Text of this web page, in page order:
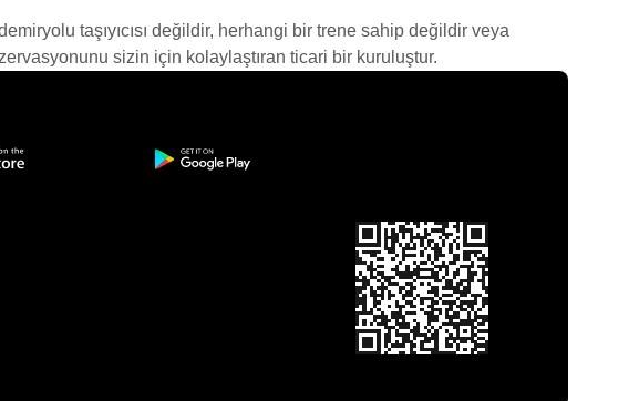
taşıyıcısı değildir, herhangi bir trene sahip değildir veya
sizin için kolaylaştıran ticari bir kuruluştur.